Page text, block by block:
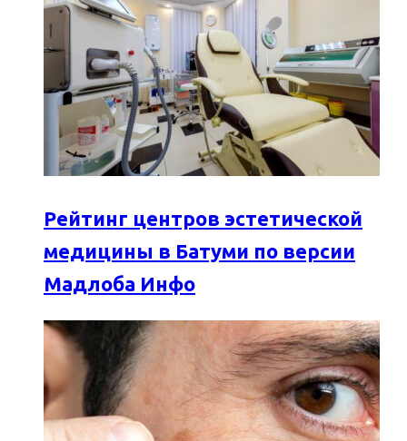
Рейтинг центров эстетической
медицины в Батуми по версии
Мадлоба Инфо